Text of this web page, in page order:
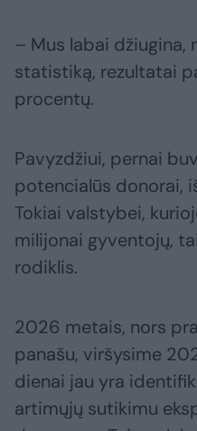
– Mus labai džiugina,
statistiką, rezultatai
procentų.
Pavyzdžiui, pernai
potencialūs donorai,
Tokiai valstybei,
milijonai gyventojų,
rodiklis.
2026 metais, nors
panašu, viršysime
dienai jau yra
artimųjų sutikimu